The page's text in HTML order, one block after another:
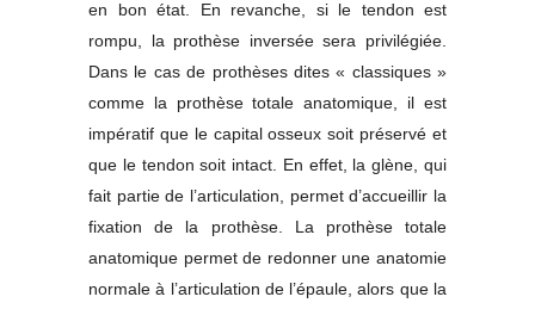
en bon état. En revanche, si le tendon est
rompu, la prothèse inversée sera privilégiée.
Dans le cas de prothèses dites « classiques »
comme la prothèse totale anatomique, il est
impératif que le capital osseux soit préservé et
que le tendon soit intact. En effet, la glène, qui
fait partie de l’articulation, permet d’accueillir la
fixation de la prothèse. La prothèse totale
anatomique permet de redonner une anatomie
normale à l’articulation de l’épaule, alors que la